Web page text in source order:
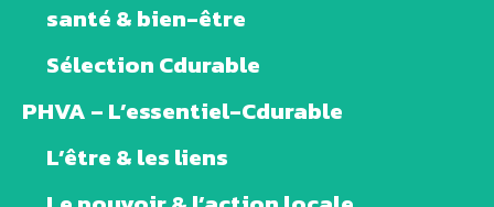
santé & bien-être
Sélection Cdurable
PHVA – L’essentiel-Cdurable
L’être & les liens